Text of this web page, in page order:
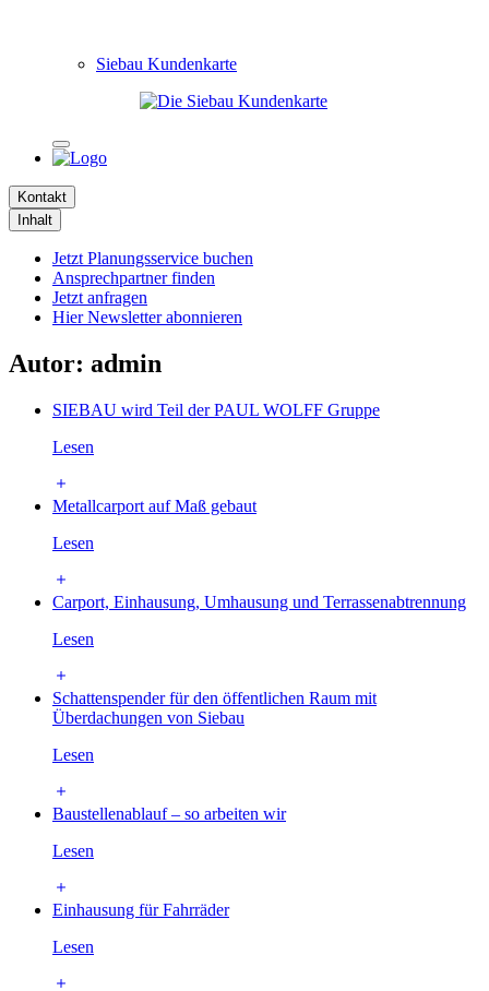
Siebau Kundenkarte
Kontakt
Inhalt
Jetzt Planungsservice buchen
Ansprechpartner finden
Jetzt anfragen
Hier Newsletter abonnieren
Autor: admin
SIEBAU wird Teil der PAUL WOLFF Gruppe
Lesen
Metallcarport auf Maß gebaut
Lesen
Carport, Einhausung, Umhausung und Terrassenabtrennung
Lesen
Schattenspender für den öffentlichen Raum mit
Überdachungen von Siebau
Lesen
Baustellenablauf – so arbeiten wir
Lesen
Einhausung für Fahrräder
Lesen